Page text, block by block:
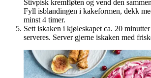
Stivpisk kremfløten og vend den
Fyll isblandingen i kakeformen, dekk
minst 4 timer.
Sett iskaken i kjøleskapet ca. 20
serveres. Server gjerne iskaken med